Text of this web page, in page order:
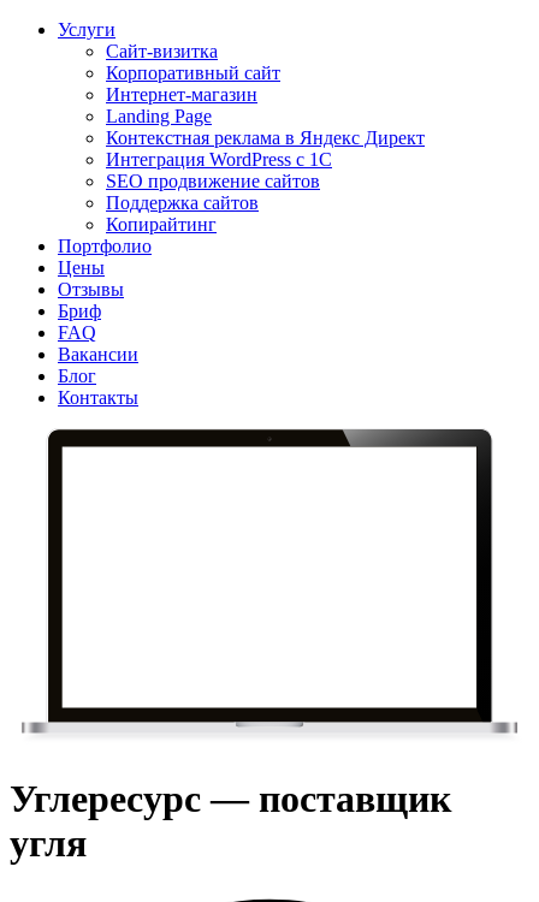
Услуги
Сайт-визитка
Корпоративный сайт
Интернет-магазин
Landing Page
Контекстная реклама в Яндекс Директ
Интеграция WordPress c 1C
SEO продвижение сайтов
Поддержка сайтов
Копирайтинг
Портфолио
Цены
Отзывы
Бриф
FAQ
Вакансии
Блог
Контакты
Углересурс — поставщик
угля